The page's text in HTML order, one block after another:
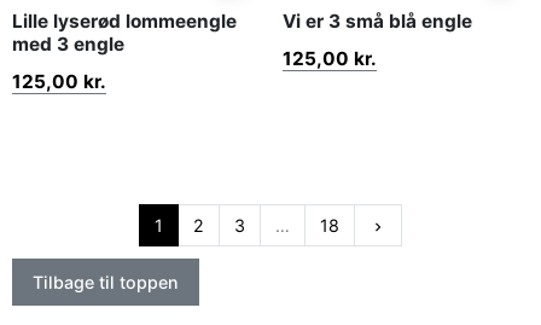
Lille lyserød lommeengle
med 3 engle
125,00 kr.
Vi er 3 små blå engle
125,00 kr.
1 2 3 … 18 keyboard_arrow_right
Tilbage til toppen